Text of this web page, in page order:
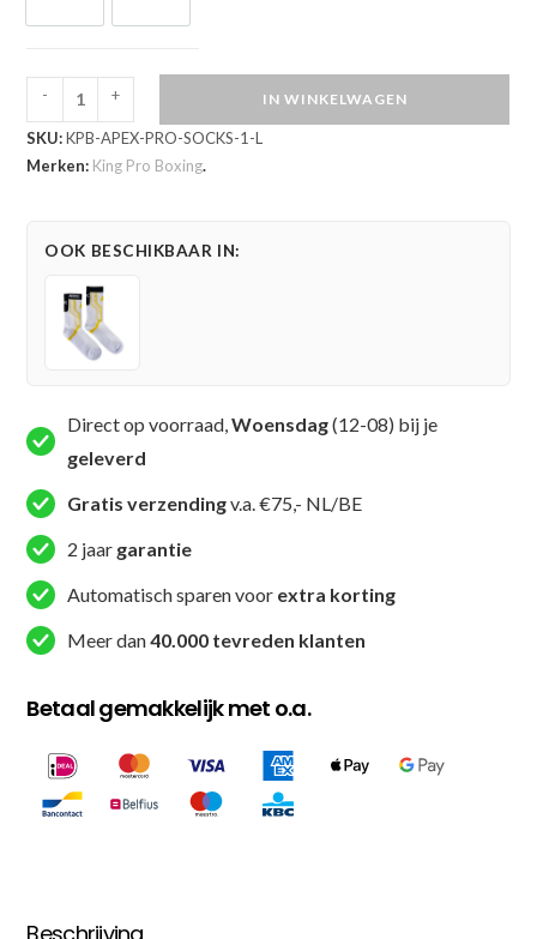
Pro
Boxing
Pro
(KPB
aantal
- + IN WINKELWAGEN
SKU:KPB-APEX-PRO-SOCKS-1-L
Merken: King Pro Boxing.
OOK BESCHIKBAAR IN:
Direct op voorraad,Woensdag(12-08) bij je
geleverd
Gratis verzendingv.a. €75,- NL/BE
2 jaar garantie
Automatisch sparen voor extra korting
Meer dan40.000 tevreden klanten
Betaal gemakkelijk met o.a.